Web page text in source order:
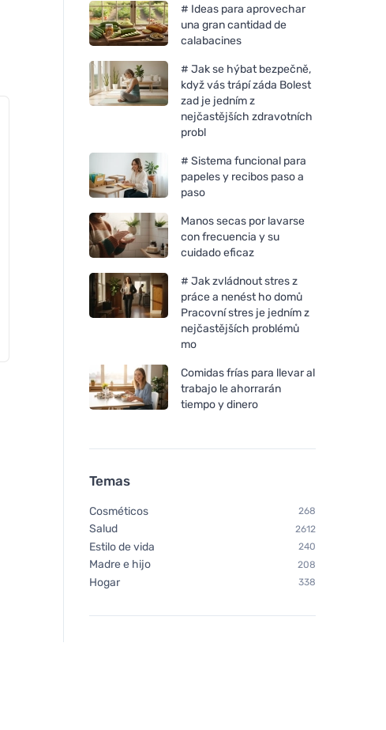
Jack n Jill Cepillo de dientes
de silicona cepillo de dientes
de dedo para bebés (2pcs)
caso - para niños de 6 a 12
Nobilis Tilia Aceite
dentición del bebé
Jakoubek 10ml
# Ideas para aprovechar
una gran cantidad de
calabacines
# Jak se hýbat bezpečně,
když vás trápí záda Bolest
zad je jedním z
nejčastějších zdravotních
probl
# Sistema funcional para
papeles y recibos paso a
paso
Manos secas por lavarse
con frecuencia y su
cuidado eficaz
# Jak zvládnout stres z
práce a nenést ho domů
Pracovní stres je jedním z
nejčastějších problémů
mo
Comidas frías para llevar al
trabajo le ahorrarán
tiempo y dinero
Temas
Cosméticos 268
Salud 2612
Estilo de vida 240
Madre e hijo 208
Hogar 338